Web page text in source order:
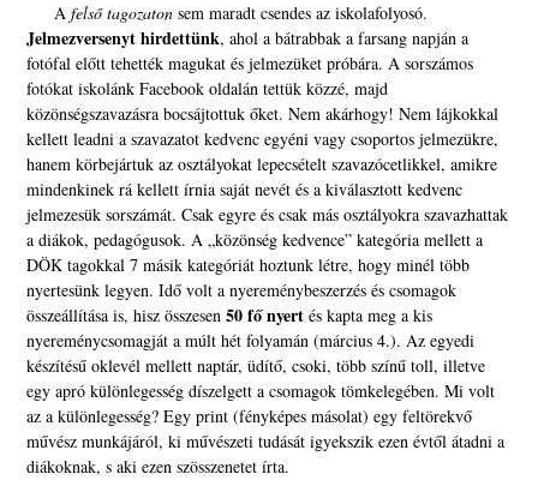
Afelső tagozaton sem maradt csendes az iskolafolyosó.
Jelmezversenyt hirdettünk, ahol a bátrabbak a farsang napján a
fotófal előtt tehették magukat és jelmezüket próbára. A sorszámos
fotókat iskolánk Facebook oldalán tettük közzé, majd
közönségszavazásra bocsájtottuk őket. Nem akárhogy! Nem lájkokkal
kellett leadni a szavazatot kedvenc egyéni vagy csoportos jelmezükre,
hanem körbejártuk az osztályokat lepecsételt szavazócetlikkel, amikre
mindenkinek rá kellett írnia saját nevét és a kiválasztott kedvenc
jelmezesük sorszámát. Csak egyre és csak más osztályokra szavazhattak
a diákok, pedagógusok. A „közönség kedvence” kategória mellett a
DÖK tagokkal 7 másik kategóriát hoztunk létre, hogy minél több
nyertesünk legyen. Idő volt a nyereménybeszerzés és csomagok
összeállítása is, hisz összesen 50 fő nyert és kapta meg a kis
nyereménycsomagját a múlt hét folyamán (március 4.). Az egyedi
készítésű oklevél mellett naptár, üdítő, csoki, több színű toll, illetve
egy apró különlegesség díszelgett a csomagok tömkelegében. Mi volt
az a különlegesség? Egy print (fényképes másolat) egy feltörekvő
művész munkájáról, ki művészeti tudását igyekszik ezen évtől átadni a
diákoknak, s aki ezen szösszenetet írta.